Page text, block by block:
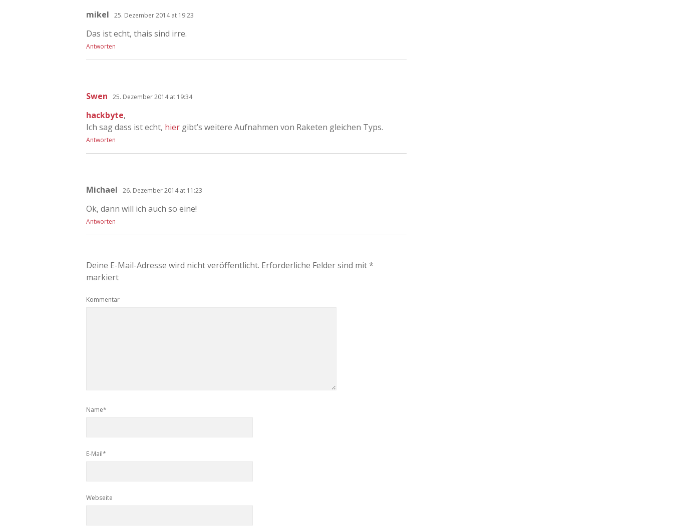
mikel 25. Dezember 2014 at 19:23
Das ist echt, thais sind irre.
Antworten
Swen 25. Dezember 2014 at 19:34
hackbyte,
Ich sag dass ist echt, hier gibt’s weitere Aufnahmen von Raketen gleichen Typs.
Antworten
Michael 26. Dezember 2014 at 11:23
Ok, dann will ich auch so eine!
Antworten
Deine E-Mail-Adresse wird nicht veröffentlicht. Erforderliche Felder sind mit*
markiert
Kommentar
Name*
E-Mail*
Webseite